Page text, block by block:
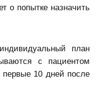
о попытке назначить
план
с пациентом
10 дней после